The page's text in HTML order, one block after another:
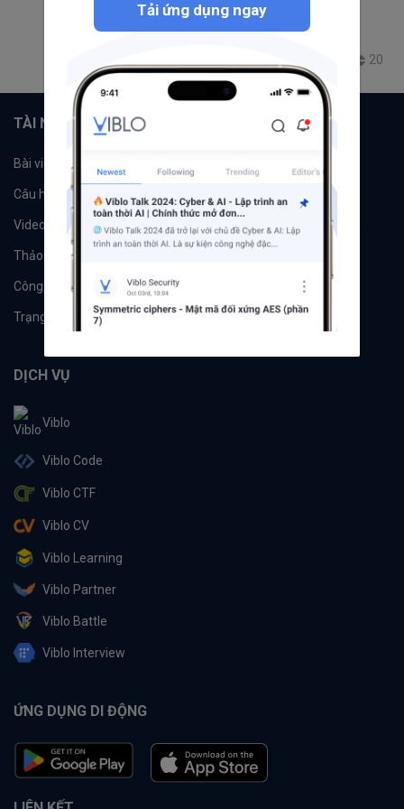
án web lên internet không cần deploy
20
TÀI NGUYÊN
Bài viết
Câu hỏi
Videos Tác giả
Thảo luận
Công cụ
Trạng thái hệ thống
DỊCH VỤ
Viblo
Viblo Code
Viblo CTF
Viblo CV
Viblo Learning
Viblo Partner
Viblo Battle
Viblo Interview
ỨNG DỤNG DI ĐỘNG
Tải ứng dụng ngay